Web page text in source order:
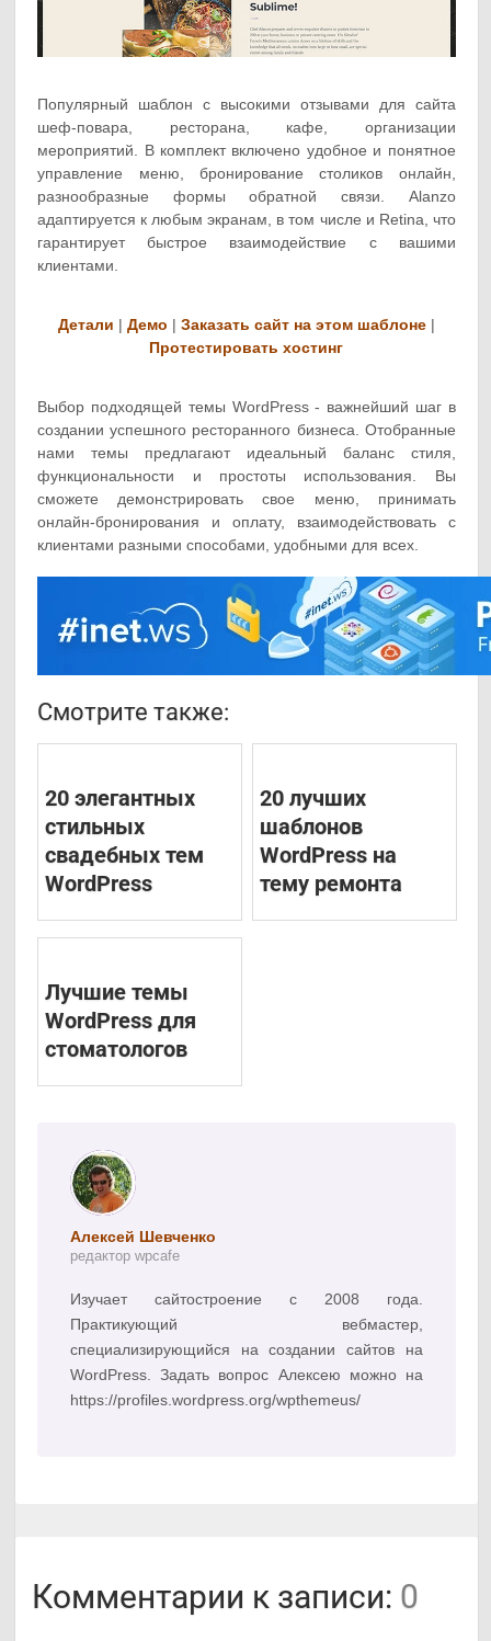
Популярный шаблон с высокими отзывами для сайта
шеф-повара, ресторана, кафе, организации
мероприятий. В комплект включено удобное и понятное
управление меню, бронирование столиков онлайн,
разнообразные формы обратной связи. Alanzo
адаптируется к любым экранам, в том числе и Retina, что
гарантирует быстрое взаимодействие с вашими
клиентами.
Детали | Демо | Заказать сайт на этом шаблоне|
Протестировать хостинг
Выбор подходящей темы WordPress - важнейший шаг в
создании успешного ресторанного бизнеса. Отобранные
нами темы предлагают идеальный баланс стиля,
функциональности и простоты использования. Вы
сможете демонстрировать свое меню, принимать
онлайн-бронирования и оплату, взаимодействовать с
клиентами разными способами, удобными для всех.
Смотрите также:
20 элегантных
стильных
свадебных тем
WordPress
20 лучших
шаблонов
WordPress на
тему ремонта
Лучшие темы
WordPress для
стоматологов
Алексей Шевченко
редактор wpcafe
Изучает сайтостроение с 2008 года.
Практикующий вебмастер,
специализирующийся на создании сайтов на
WordPress. Задать вопрос Алексею можно на
https://profiles.wordpress.org/wpthemeus/
Комментарии к записи: 0